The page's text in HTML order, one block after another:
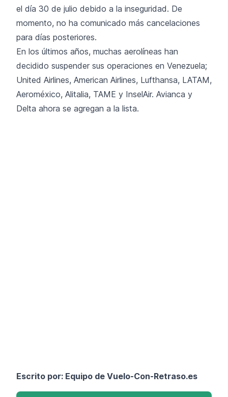
el día 30 de julio debido a la inseguridad. De
momento, no ha comunicado más cancelaciones
para días posteriores.
En los últimos años, muchas aerolíneas han
decidido suspender sus operaciones en Venezuela;
United Airlines, American Airlines, Lufthansa, LATAM,
Aeroméxico, Alitalia, TAME y InselAir. Avianca y
Delta ahora se agregan a la lista.
Escrito por: Equipo de Vuelo-Con-Retraso.es